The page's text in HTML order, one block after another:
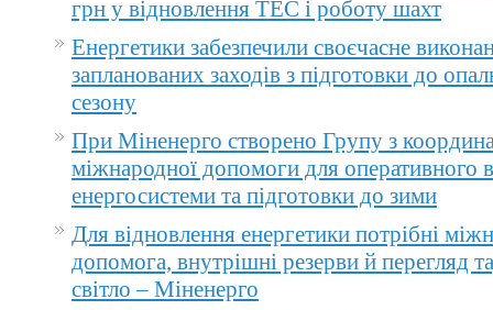
грн у відновлення ТЕС і роботу шахт
Енергетики забезпечили своєчасне
запланованих заходів з підготовки до
сезону
При Міненерго створено Групу з
міжнародної допомоги для оперативного
енергосистеми та підготовки до зими
Для відновлення енергетики потрібні
допомога, внутрішні резерви й перегляд
світло – Міненерго